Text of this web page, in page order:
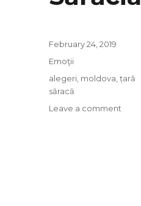
Posted
February 24, 2019
Categories
Emoţii
Tags
alegeri moldova ,țară
săracă
Leave a comment